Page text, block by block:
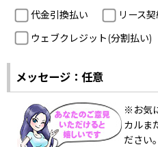
代金引換払い
リース
ウェブクレジット(分割払い)
メッセージ：任意
※お気
カルま
ださい